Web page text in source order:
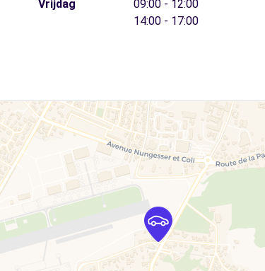
Vrijdag
09:00 - 12:00
14:00 - 17:00